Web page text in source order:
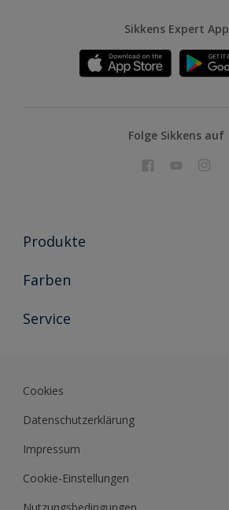
Sikkens Expert App
Folge Sikkens auf
Produkte
Holzschutz
Metallschutz
Farben
Farbkollektionen
Farb-Tools
Service
Sikkens Akademie
Datenblätter
Cookies
Datenschutzerklärung
Impressum
Cookie-Einstellungen